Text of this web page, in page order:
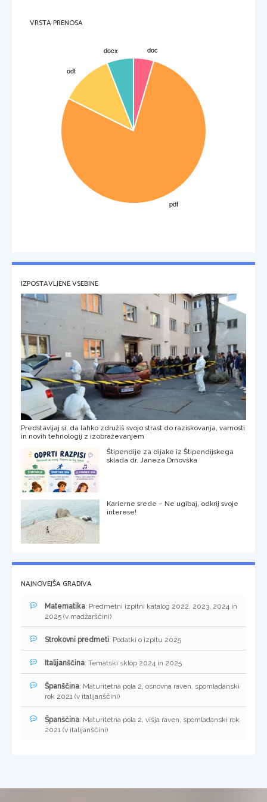
VRSTA PRENOSA
IZPOSTAVLJENE VSEBINE
Predstavljaj si, da lahko združiš svojo strast do raziskovanja, varnosti
in novih tehnologij z izobraževanjem
Štipendije za dijake iz Štipendijskega
sklada dr. Janeza Drnovška
Karierne srede – Ne ugibaj, odkrij svoje
interese!
NAJNOVEJŠA GRADIVA
Matematika: Predmetni izpitni katalog 2022, 2023, 2024 in
2025 (v madžarščini)
Strokovni predmeti: Podatki o izpitu 2025
Italijanščina: Tematski sklop 2024 in 2025
Španščina: Maturitetna pola 2, osnovna raven, spomladanski
rok 2021 (v italijanščini)
Španščina: Maturitetna pola 2, višja raven, spomladanski rok
2021 (v italijanščini)